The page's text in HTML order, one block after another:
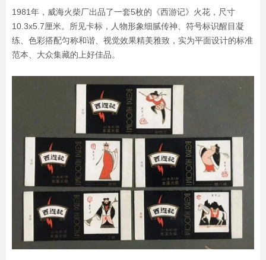
1981年，威海火柴厂出品了一套5枚的《西游记》火花，尺寸
10.3x5.7厘米。所见卡标，人物形象细腻传神、符号标识醒目凝
练、色彩搭配匀称和谐、视觉效果精美雅致，实为平面设计的标准
范本、大众集藏的上好佳品。